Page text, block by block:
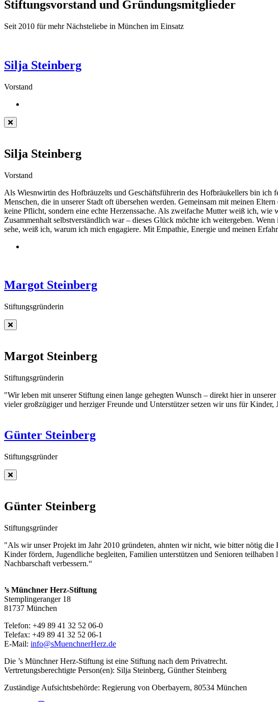
Stiftungsvorstand und Gründungsmitglieder
Seit 2010 für mehr Nächsteliebe in München im Einsatz
Silja Steinberg
Vorstand
Silja Steinberg
Vorstand
Als Wiesnwirtin des Hofbräuzelts und Geschäftsführerin des Hofbräukellers bin
Menschen, die in unserer Stadt oft übersehen werden. Gemeinsam mit meinen
keine Pflicht, sondern eine echte Herzenssache. Als zweifache Mutter weiß ich,
Zusammenhalt selbstverständlich war – dieses Glück möchte ich weitergeben.
sehe, weiß ich, warum ich mich engagiere. Mit Empathie, Energie und meinen
Margot Steinberg
Stiftungsgründerin
Margot Steinberg
Stiftungsgründerin
"Wir leben mit unserer Stiftung einen lange gehegten Wunsch – direkt hier in
vieler großzügiger und herziger Freunde und Unterstützer setzen wir uns für
Günter Steinberg
Stiftungsgründer
Günter Steinberg
Stiftungsgründer
"Als wir unser Projekt im Jahr 2010 gründeten, ahnten wir nicht, wie bitter nötig
Kinder fördern, Jugendliche begleiten, Familien unterstützen und Senioren
Nachbarschaft verbessern.“
’s Münchner Herz-Stiftung
Stemplingeranger 18
81737 München
Telefon: +49 89 41 32 52 06-0
Telefax: +49 89 41 32 52 06-1
E-Mail: info@sMuenchnerHerz.de
Die ’s Münchner Herz-Stiftung ist eine Stiftung nach dem Privatrecht.
Vertretungsberechtigte Person(en): Silja Steinberg, Günther Steinberg
Zuständige Aufsichtsbehörde: Regierung von Oberbayern, 80534 München